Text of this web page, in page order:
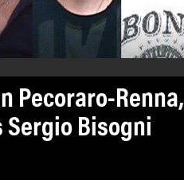
Pecoraro-Renna,
Bisogni